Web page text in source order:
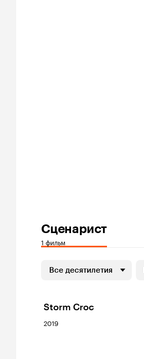
Сценарист
1 фильм
Все десятилетия
Storm Croc
2019